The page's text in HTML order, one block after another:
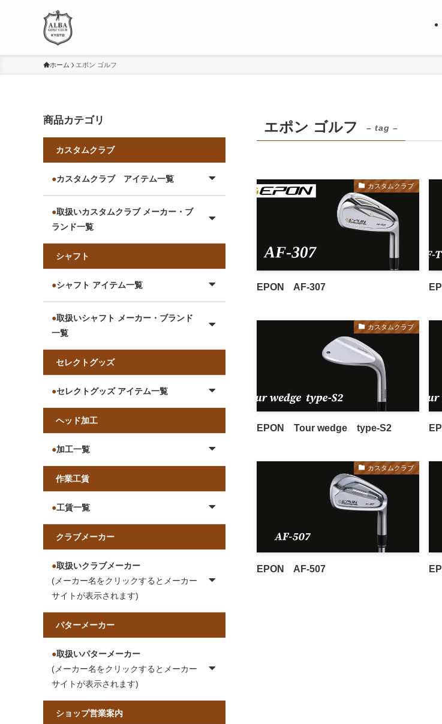
ホーム エポン ゴルフ
エポン ゴルフ – tag –
カスタムクラブ
EPON AF-307
カスタムクラブ
EPON Tour wedge type-S2
カスタムクラブ
EPON AF-507
商品カテゴリ
カスタムクラブ
●カスタムクラブ アイテム一覧
●取扱いカスタムクラブ メーカー・ブ
ランド一覧
シャフト
●シャフト アイテム一覧
●取扱いシャフト メーカー・ブランド
一覧
セレクトグッズ
●セレクトグッズ アイテム一覧
ヘッド加工
●加工一覧
作業工賃
●工賃一覧
クラブメーカー
●取扱いクラブメーカー
(メーカー名をクリックするとメーカー
サイトが表示されます)
パターメーカー
●取扱いパターメーカー
(メーカー名をクリックするとメーカー
サイトが表示されます)
ショップ営業案内